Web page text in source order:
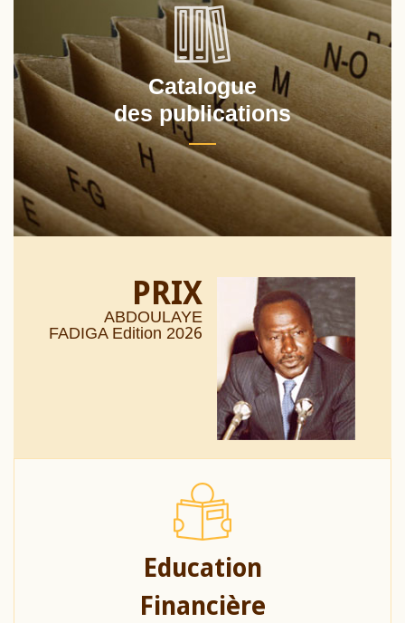
Catalogue
des publications
PRIX
ABDOULAYE
FADIGA Edition 2026
Education
Financière